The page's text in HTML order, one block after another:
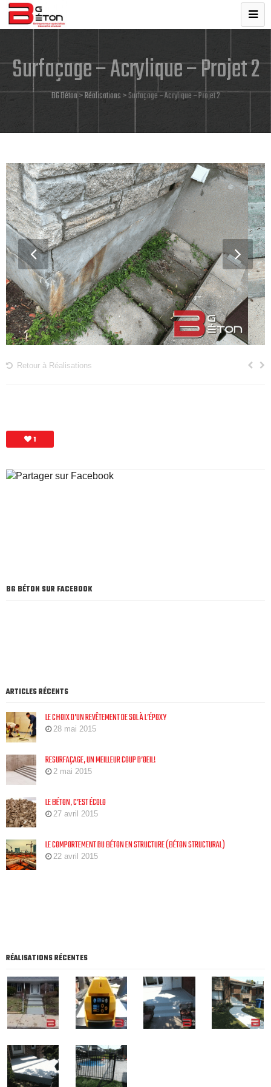
Surfaçage – Acrylique – Projet 2
BG Béton>Réalisations>Surfaçage – Acrylique – Projet 2
Retour à Réalisations
1
BG BÉTON SUR FACEBOOK
ARTICLES RÉCENTS
LE CHOIX D’UN REVÊTEMENT DE SOL À L’ÉPOXY
28 mai 2015
RESURFAÇAGE, UN MEILLEUR COUP D’OEIL!
2 mai 2015
LE BÉTON, C’EST ÉCOLO
27 avril 2015
LE COMPORTEMENT DU BÉTON EN STRUCTURE (BÉTON STRUCTURAL)
22 avril 2015
RÉALISATIONS RÉCENTES